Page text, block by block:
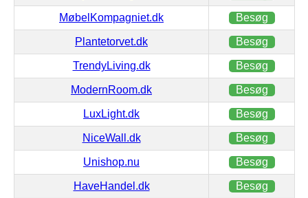
MøbelKompagniet.dk Besøg
Plantetorvet.dk Besøg
TrendyLiving.dk Besøg
ModernRoom.dk Besøg
LuxLight.dk Besøg
NiceWall.dk Besøg
Unishop.nu Besøg
HaveHandel.dk Besøg